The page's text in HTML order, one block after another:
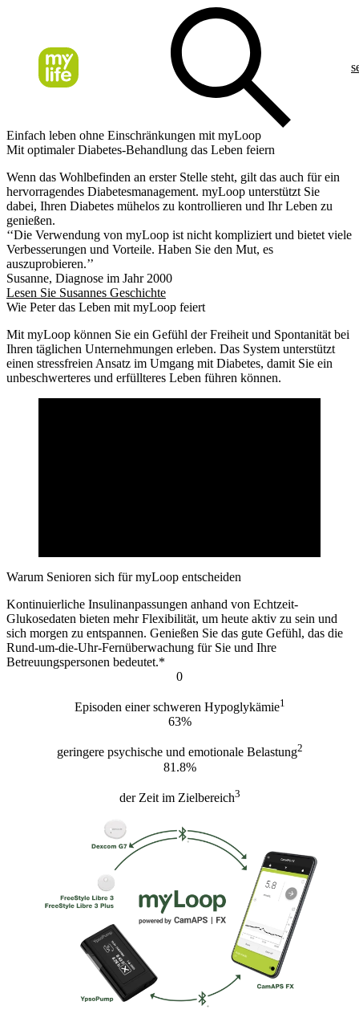
Einfach leben ohne Einschränkungen mit myLoop
Mit optimaler Diabetes-Behandlung das Leben feiern
Wenn das Wohlbefinden an erster Stelle steht, gilt das auch für ein
hervorragendes Diabetesmanagement. myLoop unterstützt Sie
dabei, Ihren Diabetes mühelos zu kontrollieren und Ihr Leben zu
genießen.
‘‘Die Verwendung von myLoop ist nicht kompliziert und bietet viele
Verbesserungen und Vorteile. Haben Sie den Mut, es
auszuprobieren.’’
Susanne, Diagnose im Jahr 2000
Lesen Sie Susannes Geschichte
Wie Peter das Leben mit myLoop feiert
Mit myLoop können Sie ein Gefühl der Freiheit und Spontanität bei
Ihren täglichen Unternehmungen erleben. Das System unterstützt
einen stressfreien Ansatz im Umgang mit Diabetes, damit Sie ein
unbeschwerteres und erfüllteres Leben führen können.
Warum Senioren sich für myLoop entscheiden
Kontinuierliche Insulinanpassungen anhand von Echtzeit-
Glukosedaten bieten mehr Flexibilität, um heute aktiv zu sein und
sich morgen zu entspannen. Genießen Sie das gute Gefühl, das die
Rund-um-die-Uhr-Fernüberwachung für Sie und Ihre
Betreuungspersonen bedeutet.*
0
Episoden einer schweren Hypoglykämie1
63%
geringere psychische und emotionale Belastung2
81.8%
der Zeit im Zielbereich3